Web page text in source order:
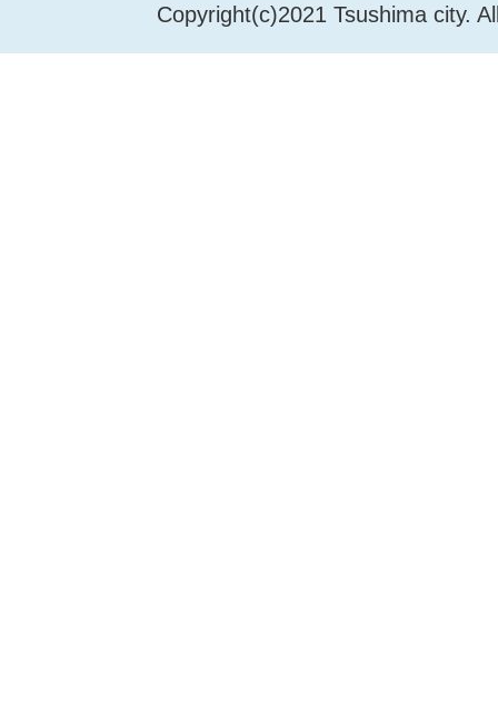
Copyright(c)2021 Tsushima city.